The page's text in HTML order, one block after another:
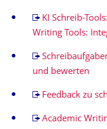
KI Schreib-
Writing Tools:
und bewerten
Feedback zu
Academic